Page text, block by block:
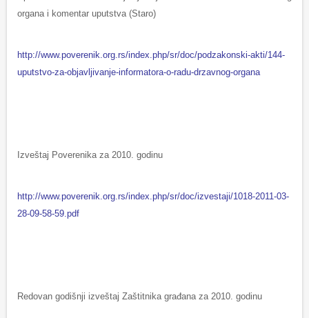
organa i komentar uputstva (Staro)
http://www.poverenik.org.rs/index.php/sr/doc/podzakonski-akti/144-
uputstvo-za-objavljivanje-informatora-o-radu-drzavnog-organa
Izveštaj Poverenika za 2010. godinu
http://www.poverenik.org.rs/index.php/sr/doc/izvestaji/1018-2011-03-
28-09-58-59.pdf
Redovan godišnji izveštaj Zaštitnika građana za 2010. godinu